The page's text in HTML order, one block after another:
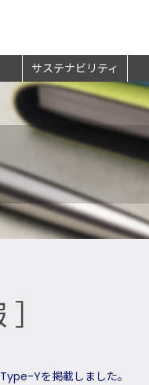
サステナビリティ
Yを掲載しました。